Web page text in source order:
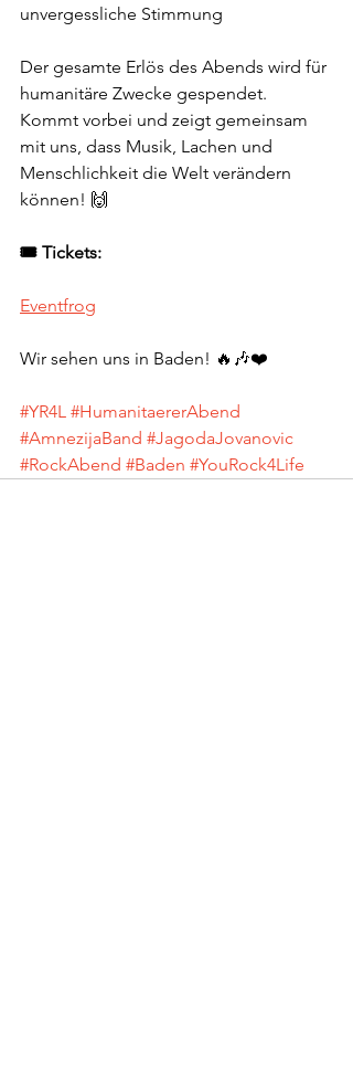
unvergessliche Stimmung
Der gesamte Erlös des Abends wird für
humanitäre Zwecke gespendet.
Kommt vorbei und zeigt gemeinsam
mit uns, dass Musik, Lachen und
Menschlichkeit die Welt verändern
können! 🙌
🎟️ Tickets:
Eventfrog
Wir sehen uns in Baden! 🔥🎶❤️
#YR4L #HumanitaererAbend
#AmnezijaBand #JagodaJovanovic
#RockAbend #Baden #YouRock4Life